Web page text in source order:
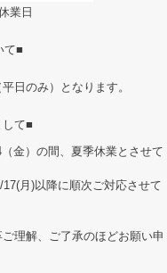
業日
て■
日のみ）となります。
て■
金）の間、夏季休業とさせて
月)以降に順次ご対応させて
理解、ご了承のほどお願い申